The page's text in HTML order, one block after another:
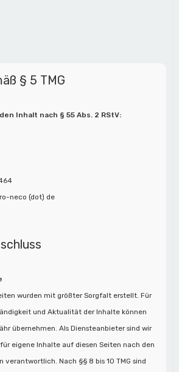
§ 5 TMG
Inhalt nach § 55 Abs. 2 RStV:
neco (dot) de
wurden mit größter Sorgfalt erstellt. Für
und Aktualität der Inhalte können
übernehmen. Als Diensteanbieter sind wir
für eigene Inhalte auf diesen Seiten nach den
verantwortlich. Nach §§ 8 bis 10 TMG sind